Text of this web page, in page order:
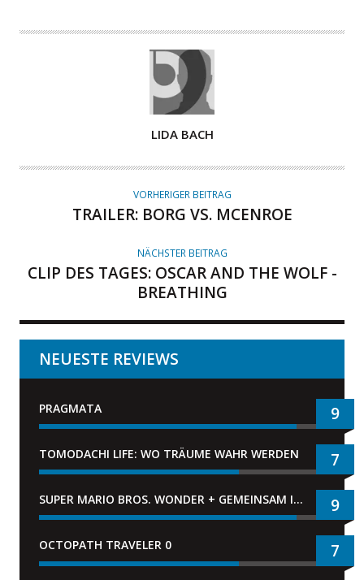
T
LIDA BACH
VORHERIGER BEITRAG
TRAILER: BORG VS. MCENROE
NÄCHSTER BEITRAG
CLIP DES TAGES: OSCAR AND THE WOLF -
BREATHING
NEUESTE REVIEWS
PRAGMATA 9
TOMODACHI LIFE: WO TRÄUME WAHR WERDEN 7
SUPER MARIO BROS. WONDER + GEMEINSAM IM BELLABEL-PARK 9
OCTOPATH TRAVELER 0 7